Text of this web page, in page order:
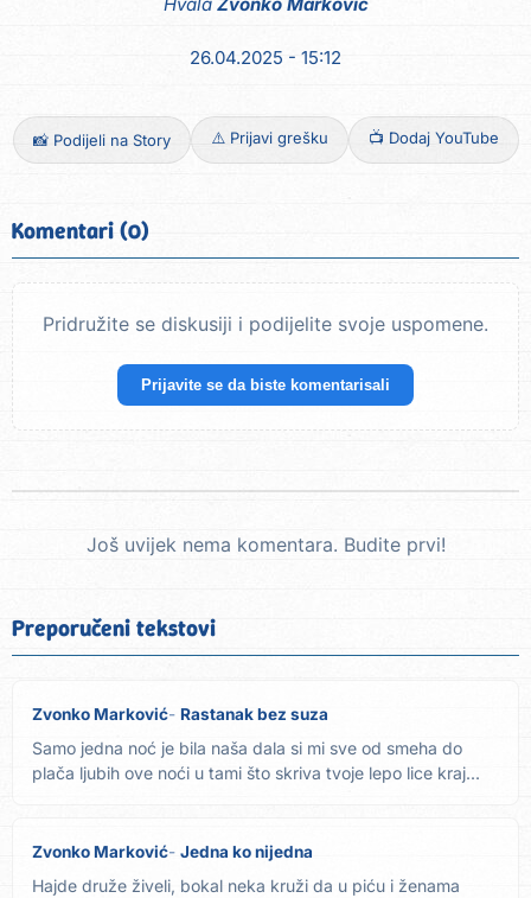
Hvala Zvonko Markovic
26.04.2025 - 15:12
📸 Podijeli na Story ⚠️ Prijavi grešku 📺 Dodaj YouTube
Komentari (0)
Pridružite se diskusiji i podijelite svoje uspomene.
Prijavite se da biste komentarisali
Još uvijek nema komentara. Budite prvi!
Preporučeni tekstovi
Zvonko Marković Rastanak bez suza
Samo jedna noć je bila naša dala si mi sve od smeha do
plača ljubih ove noći u tami što skriva tvoje lepo lice kraj...
Zvonko Marković Jedna ko nijedna
Hajde druže živeli, bokal neka kruži da u piću i ženama